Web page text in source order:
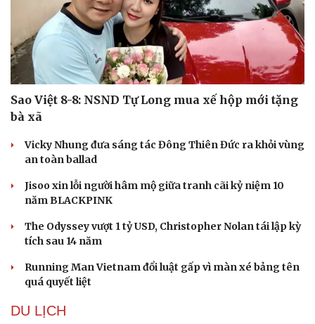
Sân khấu - Điện ảnh
Sao Việt 8-8: NSND Tự Long mua xế hộp mới tặng
bà xã
Vicky Nhung đưa sáng tác Đông Thiên Đức ra khỏi vùng
an toàn ballad
Jisoo xin lỗi người hâm mộ giữa tranh cãi kỷ niệm 10
năm BLACKPINK
The Odyssey vượt 1 tỷ USD, Christopher Nolan tái lập kỳ
tích sau 14 năm
Running Man Vietnam đổi luật gấp vì màn xé bảng tên
quá quyết liệt
DU LỊCH